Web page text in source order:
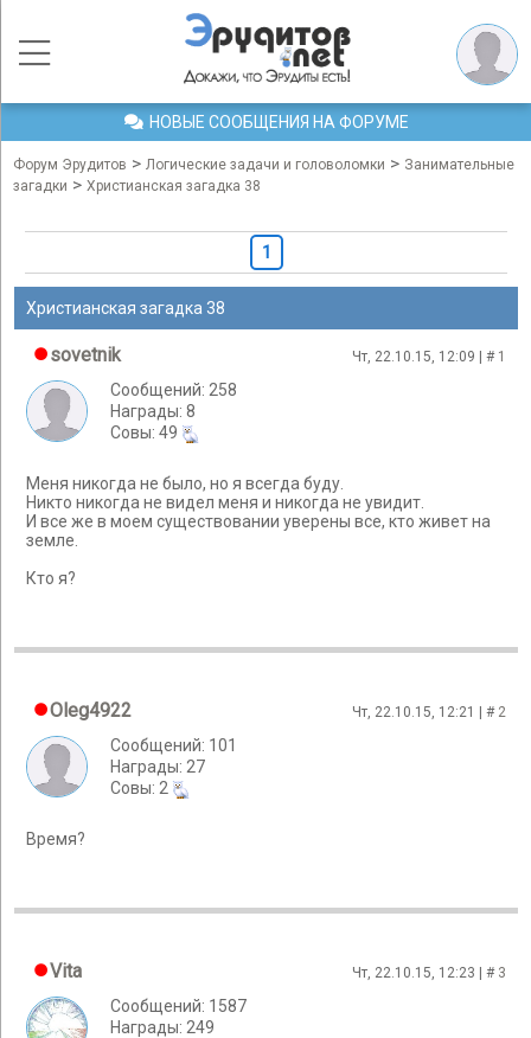
НОВЫЕ СООБЩЕНИЯ НА ФОРУМЕ
Форум Эрудитов > Логические задачи и головоломки > Занимательные
загадки > Христианская загадка 38
1
Христианская загадка 38
sovetnik Чт, 22.10.15, 12:09 | # 1
Сообщений: 258
Награды: 8
Cовы: 49
Меня никогда не было, но я всегда буду.
Никто никогда не видел меня и никогда не увидит.
И все же в моем существовании уверены все, кто живет на
земле.
Кто я?
Oleg4922 Чт, 22.10.15, 12:21 | # 2
Сообщений: 101
Награды: 27
Cовы: 2
Время?
Vita Чт, 22.10.15, 12:23 | # 3
Сообщений: 1587
Награды: 249